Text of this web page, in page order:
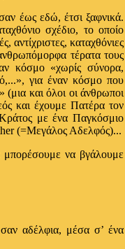
έως εδώ, έτσι ξαφνικά.
σχέδιο, το οποίο
αντίχριστες, καταχθόνιες
τέρατα τους
κόσμο «χωρίς σύνορα,
για έναν κόσμο που
και όλοι οι άνθρωποι
και έχουμε Πατέρα τον
με ένα Παγκόσμιο
(=Μεγάλος Αδελφός)...
να βγάλουμε
αδέλφια, μέσα σ’ ένα